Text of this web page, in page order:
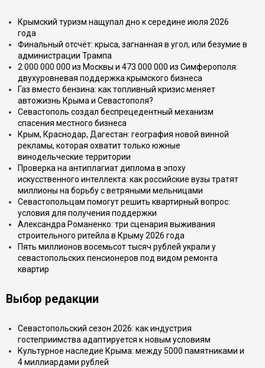
Крымский туризм нащупал дно к середине июля 2026
года
Финальный отсчёт: крыса, загнанная в угол, или безумие в
администрации Трампа
2 000 000 000 из Москвы и 473 000 000 из Симферополя:
двухуровневая поддержка крымского бизнеса
Газ вместо бензина: как топливный кризис меняет
автожизнь Крыма и Севастополя?
Севастополь создал беспрецедентный механизм
спасения местного бизнеса
Крым, Краснодар, Дагестан: география новой винной
рекламы, которая охватит только южные
винодельческие территории
Проверка на антиплагиат диплома в эпоху
искусственного интеллекта: как российские вузы тратят
миллионы на борьбу с ветряными мельницами
Севастопольцам помогут решить квартирный вопрос:
условия для получения поддержки
Александра Романенко: три сценария выживания
строительного ритейла в Крыму 2026 года
Пять миллионов восемьсот тысяч рублей украли у
севастопольских пенсионеров под видом ремонта
квартир
Выбор редакции
Севастопольский сезон 2026: как индустрия
гостеприимства адаптируется к новым условиям
Культурное наследие Крыма: между 5000 памятниками и
4 миллиардами рублей